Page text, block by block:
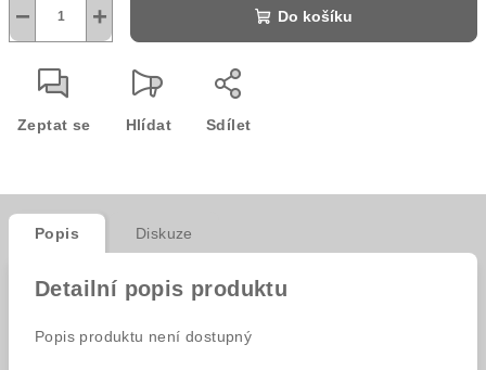
+
− Do košíku
Zeptat se Hlídat Sdílet
Popis Diskuze
Detailní popis produktu
Popis produktu není dostupný